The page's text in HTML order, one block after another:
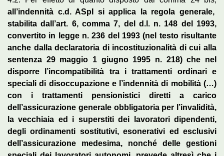
all’indennità c.d. ASpI si applica la regola generale,
stabilita dall’art. 6, comma 7, del d.l. n. 148 del 1993,
convertito in legge n. 236 del 1993 (nel testo risultante
anche dalla declaratoria di incostituzionalità di cui alla
sentenza 29 maggio 1 giugno 1995 n. 218) che nel
disporre l’incompatibilità tra i trattamenti ordinari e
speciali di disoccupazione e l’indennità di mobilità (…)
con i trattamenti pensionistici diretti a carico
dell’assicurazione generale obbligatoria per l’invalidità,
la vecchiaia ed i superstiti dei lavoratori dipendenti,
degli ordinamenti sostitutivi, esonerativi ed esclusivi
dell’assicurazione medesima, nonché delle gestioni